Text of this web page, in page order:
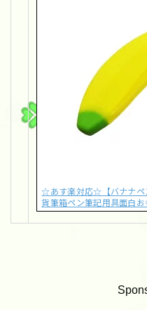
☆あす楽対応☆【バナナペ
貨筆箱ペン筆記用具面白お